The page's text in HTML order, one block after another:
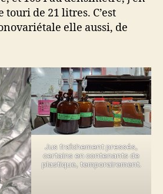
de 21 litres. C’est
elle aussi, de
Jus fraîchement pressés,
certains en contenants de
plastique, temporairement.